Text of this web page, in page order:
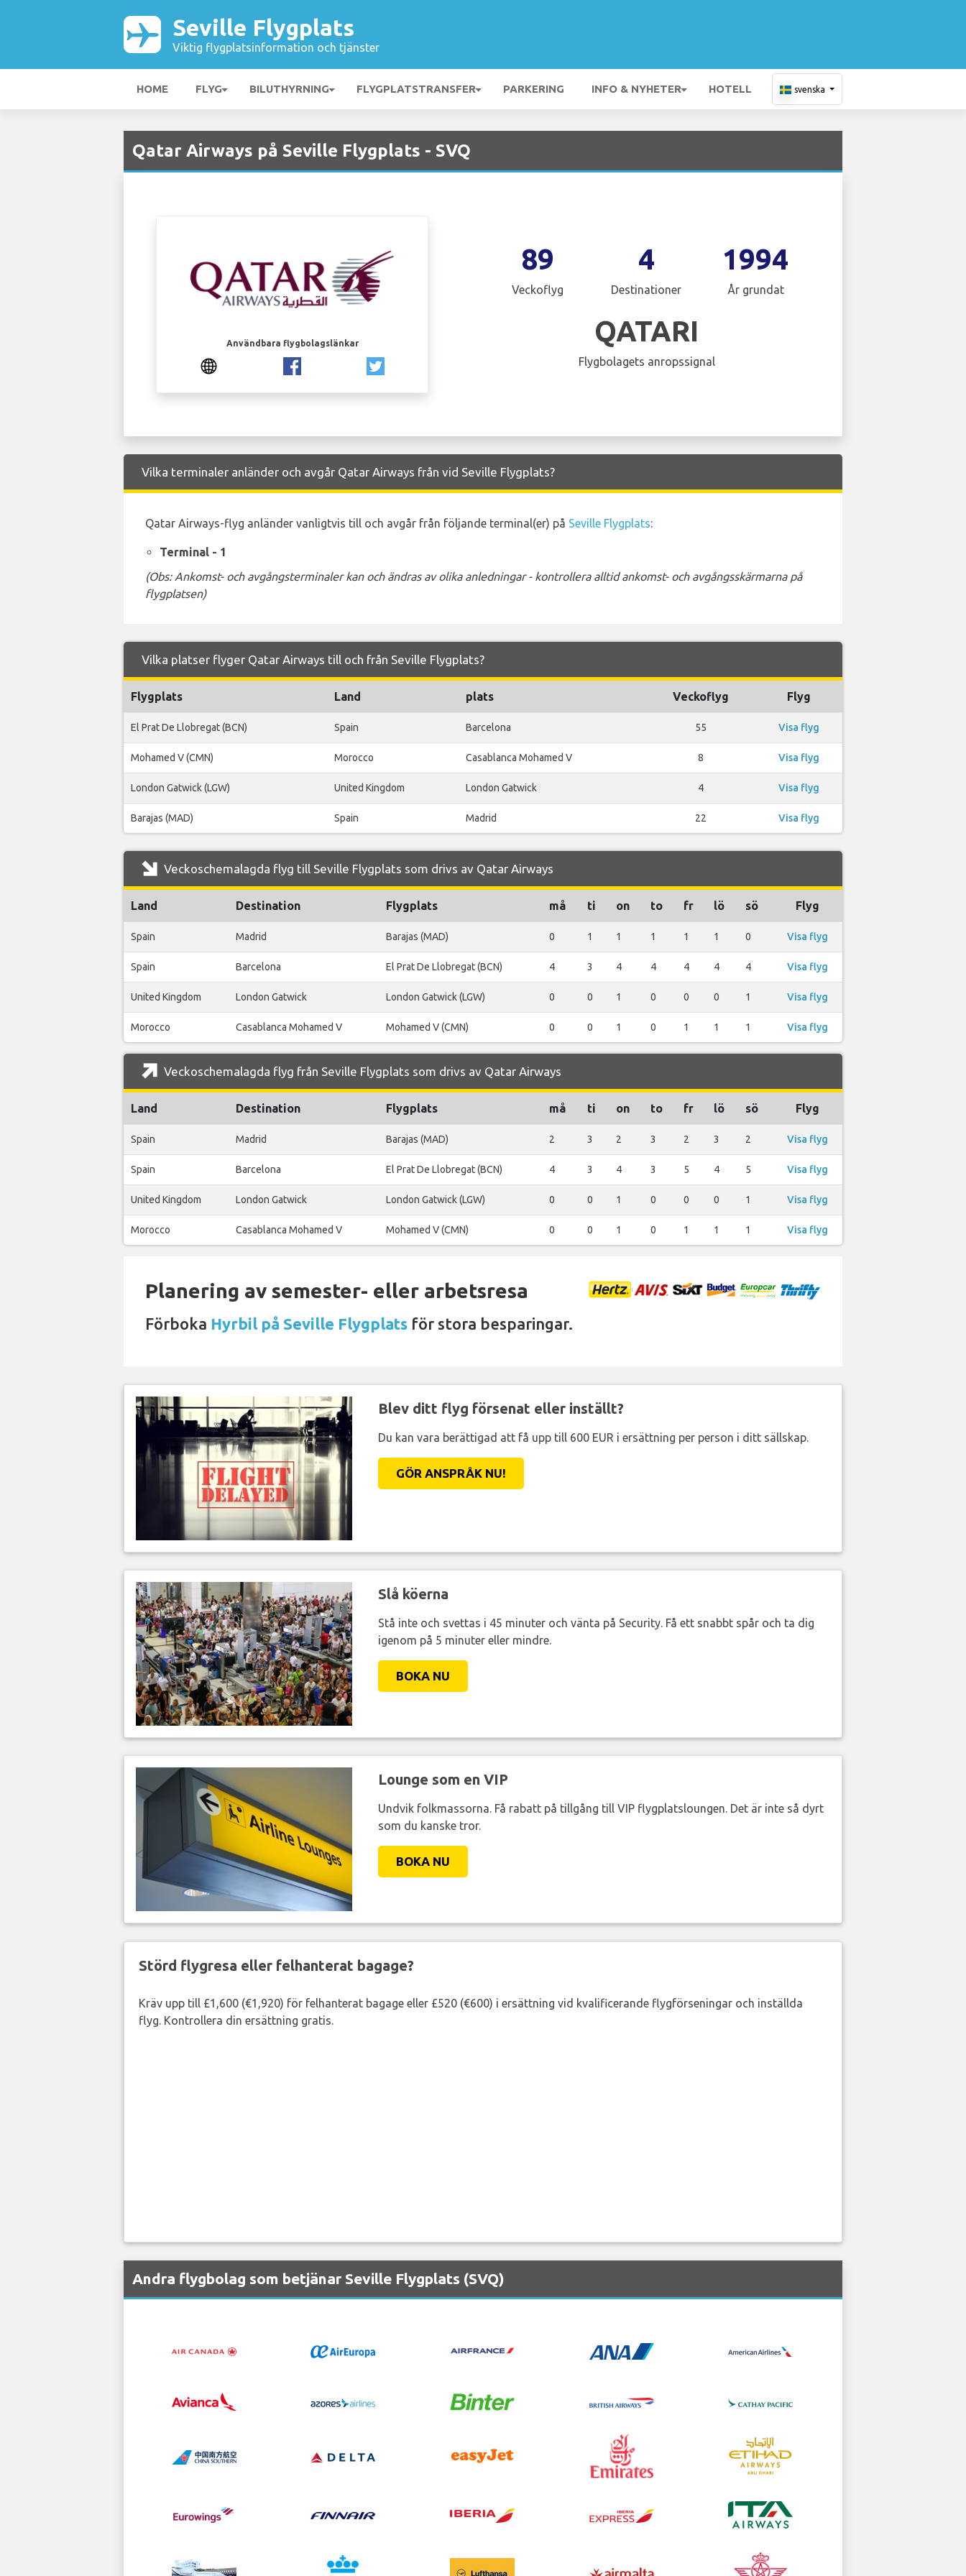
Seville Flygplats
Viktig flygplatsinformation och tjänster
HOME FLYG BILUTHYRNING FLYGPLATSTRANSFER PARKERING INFO & NYHETER HOTELL svenska
Qatar Airways på Seville Flygplats - SVQ
Användbara flygbolagslänkar
89
Veckoflyg
4
Destinationer
1994
År grundat
QATARI
Flygbolagets anropssignal
Vilka terminaler anländer och avgår Qatar Airways från vid Seville Flygplats?
Qatar Airways-flyg anländer vanligtvis till och avgår från följande terminal(er) på Seville Flygplats:
Terminal - 1
(Obs: Ankomst- och avgångsterminaler kan och ändras av olika anledningar - kontrollera alltid ankomst- och avgångsskärmarna på
flygplatsen)
Vilka platser flyger Qatar Airways till och från Seville Flygplats?
Flygplats Land plats Veckoflyg Flyg
El Prat De Llobregat (BCN) Spain Barcelona 55 Visa flyg
Mohamed V (CMN) Morocco Casablanca Mohamed V 8 Visa flyg
London Gatwick (LGW) United Kingdom London Gatwick 4 Visa flyg
Barajas (MAD) Spain Madrid 22 Visa flyg
Veckoschemalagda flyg till Seville Flygplats som drivs av Qatar Airways
Land Destination Flygplats må ti on to fr lö sö Flyg
Spain Madrid Barajas (MAD) 0 1 1 1 1 1 0 Visa flyg
Spain Barcelona El Prat De Llobregat (BCN) 4 3 4 4 4 4 4 Visa flyg
United Kingdom London Gatwick London Gatwick (LGW) 0 0 1 0 0 0 1 Visa flyg
Morocco Casablanca Mohamed V Mohamed V (CMN) 0 0 1 0 1 1 1 Visa flyg
Veckoschemalagda flyg från Seville Flygplats som drivs av Qatar Airways
Land Destination Flygplats må ti on to fr lö sö Flyg
Spain Madrid Barajas (MAD) 2 3 2 3 2 3 2 Visa flyg
Spain Barcelona El Prat De Llobregat (BCN) 4 3 4 3 5 4 5 Visa flyg
United Kingdom London Gatwick London Gatwick (LGW) 0 0 1 0 0 0 1 Visa flyg
Morocco Casablanca Mohamed V Mohamed V (CMN) 0 0 1 0 1 1 1 Visa flyg
Planering av semester- eller arbetsresa
Förboka Hyrbil på Seville Flygplats för stora besparingar.
Blev ditt flyg försenat eller inställt?
Du kan vara berättigad att få upp till 600 EUR i ersättning per person i ditt sällskap.
GÖR ANSPRÅK NU!
Slå köerna
Stå inte och svettas i 45 minuter och vänta på Security. Få ett snabbt spår och ta dig
igenom på 5 minuter eller mindre.
BOKA NU
Lounge som en VIP
Undvik folkmassorna. Få rabatt på tillgång till VIP flygplatsloungen. Det är inte så dyrt
som du kanske tror.
BOKA NU
Störd flygresa eller felhanterat bagage?
Kräv upp till £1,600 (€1,920) för felhanterat bagage eller £520 (€600) i ersättning vid kvalificerande flygförseningar och inställda
flyg. Kontrollera din ersättning gratis.
Andra flygbolag som betjänar Seville Flygplats (SVQ)